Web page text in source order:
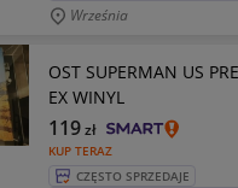
Września
OST SUPERMAN US
EX WINYL
KUP TERAZ
119zł
CZĘSTO SPRZEDAJE